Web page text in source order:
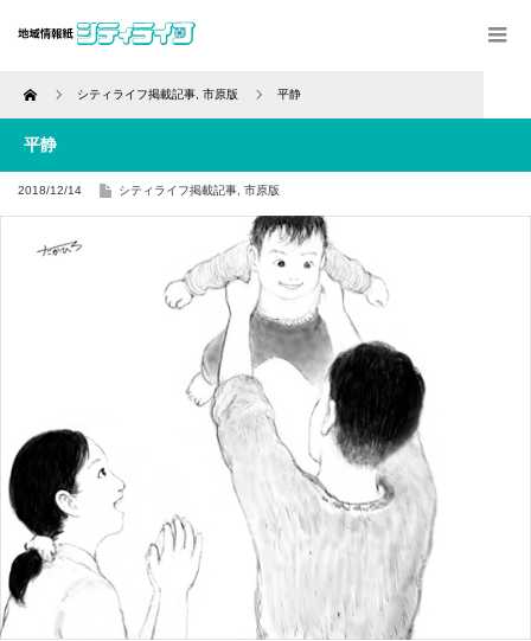
Home シティライフ掲載記事 市原版 平静
平静
2018/12/14 シティライフ掲載記事 市原版